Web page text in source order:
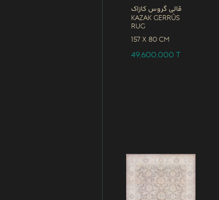
قالی گروس کازاک
Kazak Gerrûs
Rug
157 x 80 CM
49,600,000T